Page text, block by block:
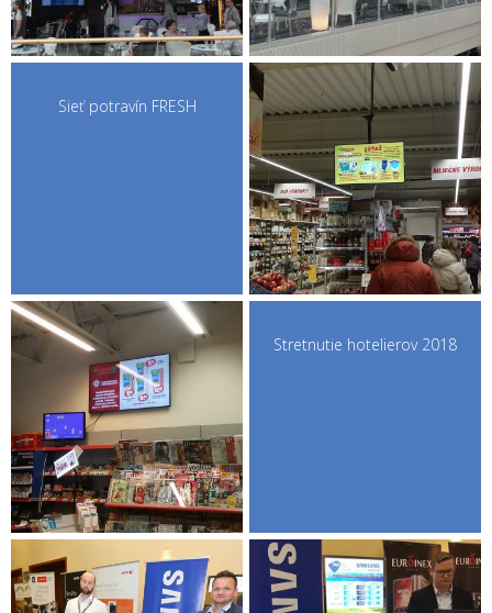
Sieť potravín FRESH
Stretnutie hotelierov 2018